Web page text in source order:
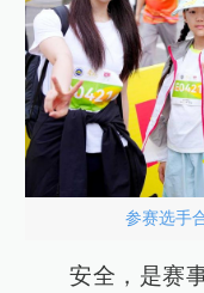
参赛选手
安全，是赛